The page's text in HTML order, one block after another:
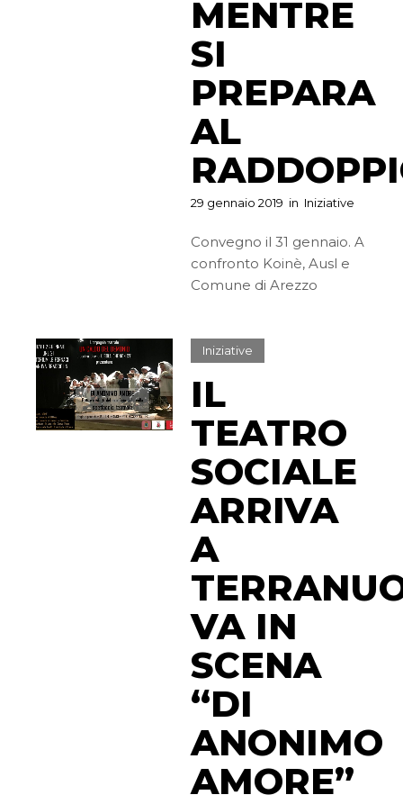
MENTRE
SI
PREPARA
AL
29 gennaio 2019 in Iniziative
Convegno il 31 gennaio. A
confronto Koinè, Ausl e
Comune di Arezzo
Iniziative
IL
TEATRO
SOCIALE
ARRIVA
A
VA IN
SCENA
“DI
ANONIMO
AMORE”